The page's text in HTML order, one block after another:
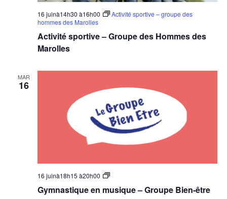
Activité sportive – Groupe des Hommes des
Marolles
16 juinà14h30 à16h00
Activité sportive – groupe des
hommes des Marolles
MAR
16
Gymnastique en musique – Groupe Bien-être
16 juinà18h15 à20h00
Groupe
être